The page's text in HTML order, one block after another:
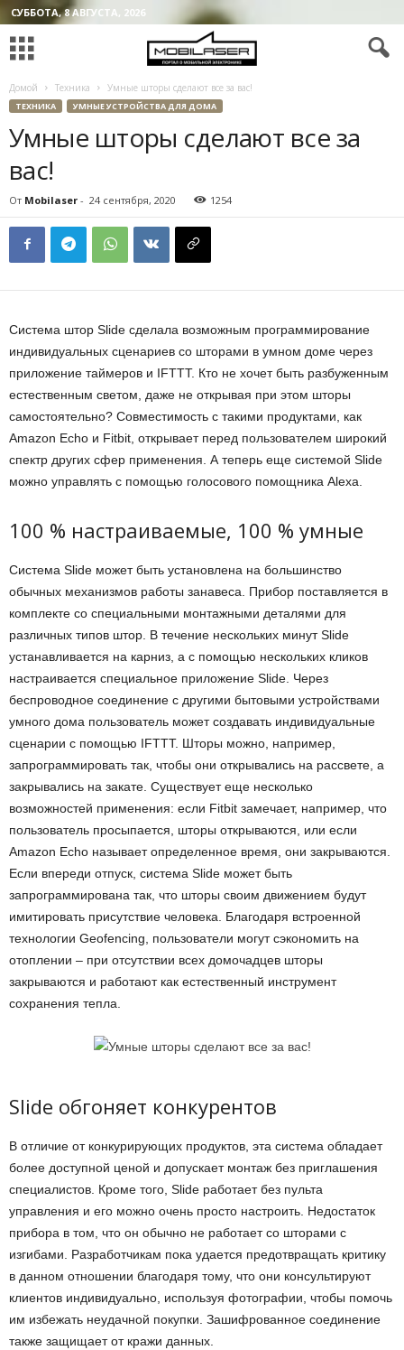
СУББОТА, 8 АВГУСТА, 2026
Домой Техника Умные шторы сделают все за вас!
ТЕХНИКА УМНЫЕ УСТРОЙСТВА ДЛЯ ДОМА
Умные шторы сделают все за
вас!
От Mobilaser - 24 сентября, 2020 1254
Система штор Slide сделала возможным программирование
индивидуальных сценариев со шторами в умном доме через
приложение таймеров и IFTTT. Кто не хочет быть разбуженным
естественным светом, даже не открывая при этом шторы
самостоятельно? Совместимость с такими продуктами, как
Amazon Echo и Fitbit, открывает перед пользователем широкий
спектр других сфер применения. А теперь еще системой Slide
можно управлять с помощью голосового помощника Alexa.
100 % настраиваемые, 100 % умные
Система Slide может быть установлена на большинство
обычных механизмов работы занавеса. Прибор поставляется в
комплекте со специальными монтажными деталями для
различных типов штор. В течение нескольких минут Slide
устанавливается на карниз, а с помощью нескольких кликов
настраивается специальное приложение Slide. Через
беспроводное соединение с другими бытовыми устройствами
умного дома пользователь может создавать индивидуальные
сценарии с помощью IFTTT. Шторы можно, например,
запрограммировать так, чтобы они открывались на рассвете, а
закрывались на закате. Существует еще несколько
возможностей применения: если Fitbit замечает, например, что
пользователь просыпается, шторы открываются, или если
Amazon Echo называет определенное время, они закрываются.
Если впереди отпуск, система Slide может быть
запрограммирована так, что шторы своим движением будут
имитировать присутствие человека. Благодаря встроенной
технологии Geofencing, пользователи могут сэкономить на
отоплении – при отсутствии всех домочадцев шторы
закрываются и работают как естественный инструмент
сохранения тепла.
Slide обгоняет конкурентов
В отличие от конкурирующих продуктов, эта система обладает
более доступной ценой и допускает монтаж без приглашения
специалистов. Кроме того, Slide работает без пульта
управления и его можно очень просто настроить. Недостаток
прибора в том, что он обычно не работает со шторами с
изгибами. Разработчикам пока удается предотвращать критику
в данном отношении благодаря тому, что они консультируют
клиентов индивидуально, используя фотографии, чтобы помочь
им избежать неудачной покупки. Зашифрованное соединение
также защищает от кражи данных.